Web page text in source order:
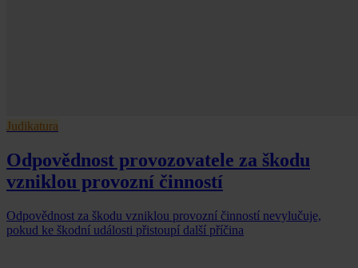
Judikatura
Odpovědnost provozovatele za škodu
vzniklou provozní činností
Odpovědnost za škodu vzniklou provozní činností nevylučuje,
pokud ke škodní události přistoupí další příčina